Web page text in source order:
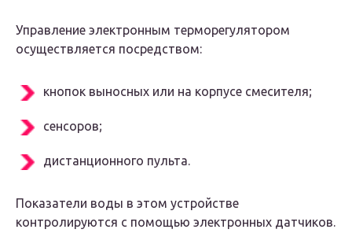
Управление электронным терморегулятором
осуществляется посредством:
кнопок выносных или на корпусе смесителя;
сенсоров;
дистанционного пульта.
Показатели воды в этом устройстве
контролируются с помощью электронных датчиков.